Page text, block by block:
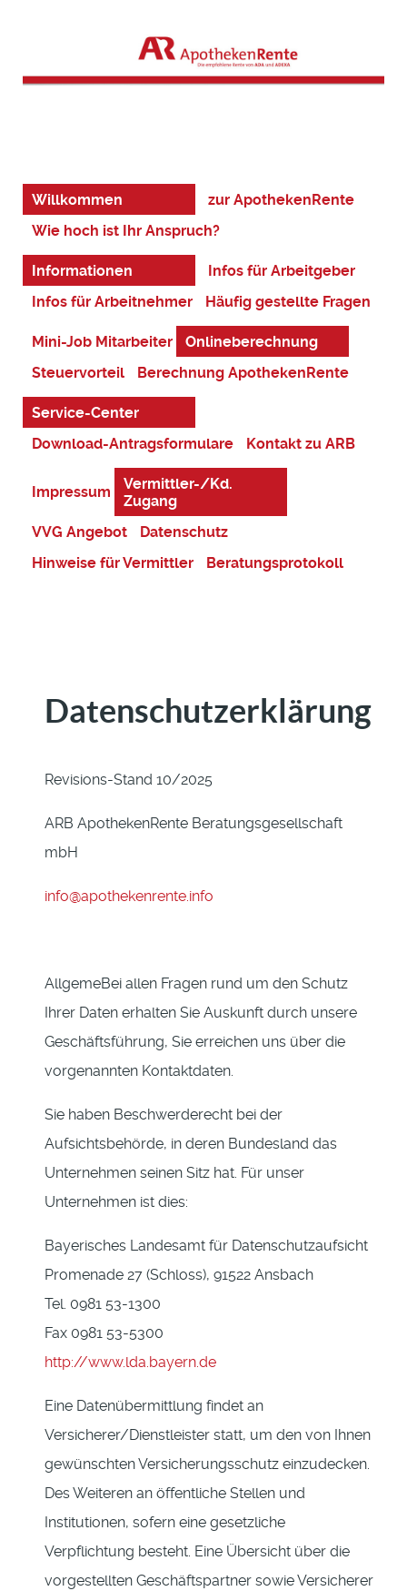
Willkommen
zur ApothekenRente
Wie hoch ist Ihr Anspruch?
Informationen
Infos für Arbeitgeber
Infos für Arbeitnehmer
Häufig gestellte Fragen
Mini-Job Mitarbeiter
Onlineberechnung
Steuervorteil
Berechnung ApothekenRente
Service-Center
Download-Antragsformulare
Kontakt zu ARB
Impressum
Vermittler-/Kd.
Zugang
VVG Angebot
Datenschutz
Hinweise für Vermittler
Beratungsprotokoll
Datenschutzerklärung
Revisions-Stand 10/2025
ARB ApothekenRente Beratungsgesellschaft
mbH
info@apothekenrente.info
AllgemeBei allen Fragen rund um den Schutz
Ihrer Daten erhalten Sie Auskunft durch unsere
Geschäftsführung, Sie erreichen uns über die
vorgenannten Kontaktdaten.
Sie haben Beschwerderecht bei der
Aufsichtsbehörde, in deren Bundesland das
Unternehmen seinen Sitz hat. Für unser
Unternehmen ist dies:
Bayerisches Landesamt für Datenschutzaufsicht
Promenade 27 (Schloss), 91522 Ansbach
Tel. 0981 53-1300
Fax 0981 53-5300
http://www.lda.bayern.de
Eine Datenübermittlung findet an
Versicherer/Dienstleister statt, um den von Ihnen
gewünschten Versicherungsschutz einzudecken.
Des Weiteren an öffentliche Stellen und
Institutionen, sofern eine gesetzliche
Verpflichtung besteht. Eine Übersicht über die
vorgestellten Geschäftspartner sowie Versicherer